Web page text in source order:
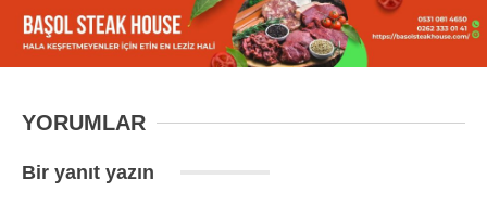
YORUMLAR
Bir yanıt yazın